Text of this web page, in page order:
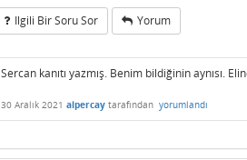
Ilgili Bir Soru Sor Yorum
Sercan kanıtı yazmış. Benim bildiğinin aynısı.
30 Aralık 2021 alpercay tarafından yorumlandı